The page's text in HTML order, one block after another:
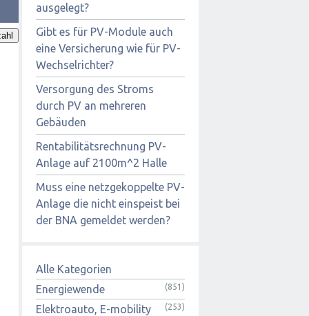
ausgelegt?
Gibt es für PV-Module auch
eine Versicherung wie für PV-
Wechselrichter?
Versorgung des Stroms
durch PV an mehreren
Gebäuden
Rentabilitätsrechnung PV-
Anlage auf 2100m^2 Halle
Muss eine netzgekoppelte PV-
Anlage die nicht einspeist bei
der BNA gemeldet werden?
Alle Kategorien
Energiewende
(851)
Elektroauto, E-mobility (253)